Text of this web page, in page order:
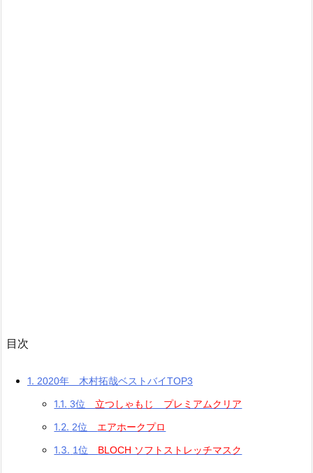
目次
1. 2020年 木村拓哉ベストバイTOP3
1.1. 3位 立つしゃもじ プレミアムクリア
1.2. 2位 エアホークプロ
1.3. 1位 BLOCH ソフトストレッチマスク